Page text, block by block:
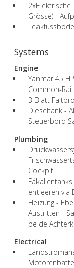
2xElektrische
Grösse) -
Systems
Engine
Yanmar 45
Common-
3 Blatt
Dieseltank -
Steuerbord
Plumbing
Cockpit
entleeren via
Heizung -
Austritten -
beide
Electrical